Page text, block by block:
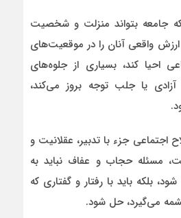
جامعه بتواند منزلت و شخصیت
ارزش واقعی آنان را در موقعیت‌های
احیا کند، بسیاری از جلوه‌های
آزادی یا جلب توجه بروز می‌کند،
اجتماعی جزء با تدبیر، عقلانیت و
مسئله حجاب و عفاف نباید به
بلکه باید با رفتار و گفتاری که
می‌گیرد، حل شود.